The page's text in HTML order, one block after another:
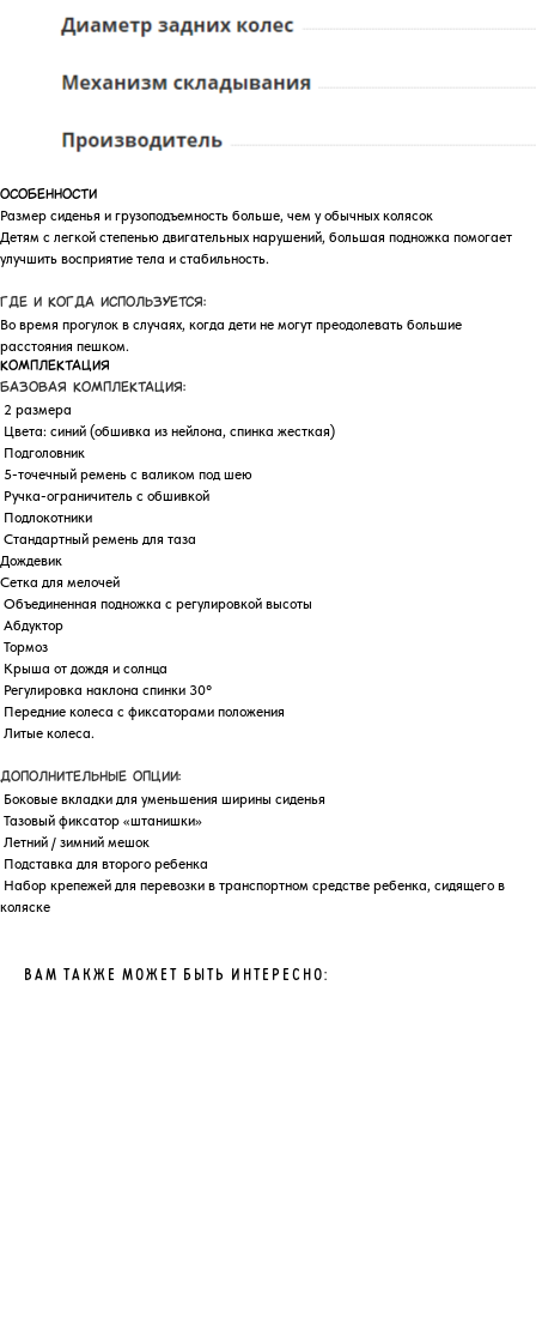
ОСОБЕННОСТИ
Размер сиденья и грузоподъемность больше, чем у обычных колясок
Детям с легкой степенью двигательных нарушений, большая подножка помогает
улучшить восприятие тела и стабильность.
Где и когда используется:
Во время прогулок в случаях, когда дети не могут преодолевать большие
расстояния пешком.
КОМПЛЕКТАЦИЯ
Базовая комплектация:
2 размера
Цвета: синий (обшивка из нейлона, спинка жесткая)
Подголовник
5-точечный ремень с валиком под шею
Ручка-ограничитель с обшивкой
Подлокотники
Стандартный ремень для таза
Дождевик
Сетка для мелочей
Объединенная подножка с регулировкой высоты
Абдуктор
Тормоз
Крыша от дождя и солнца
Регулировка наклона спинки 30°
Передние колеса с фиксаторами положения
Литые колеса.
Дополнительные опции:
Боковые вкладки для уменьшения ширины сиденья
Тазовый фиксатор «штанишки»
Летний / зимний мешок
Подставка для второго ребенка
Набор крепежей для перевозки в транспортном средстве ребенка, сидящего в
коляске
ВАМ ТАКЖЕ МОЖЕТ БЫТЬ ИНТЕРЕСНО: